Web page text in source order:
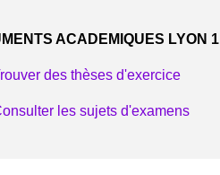
ACADEMIQUES LYON 1
des thèses d'exercice
les sujets d'examens